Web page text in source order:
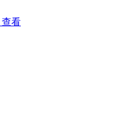
查看